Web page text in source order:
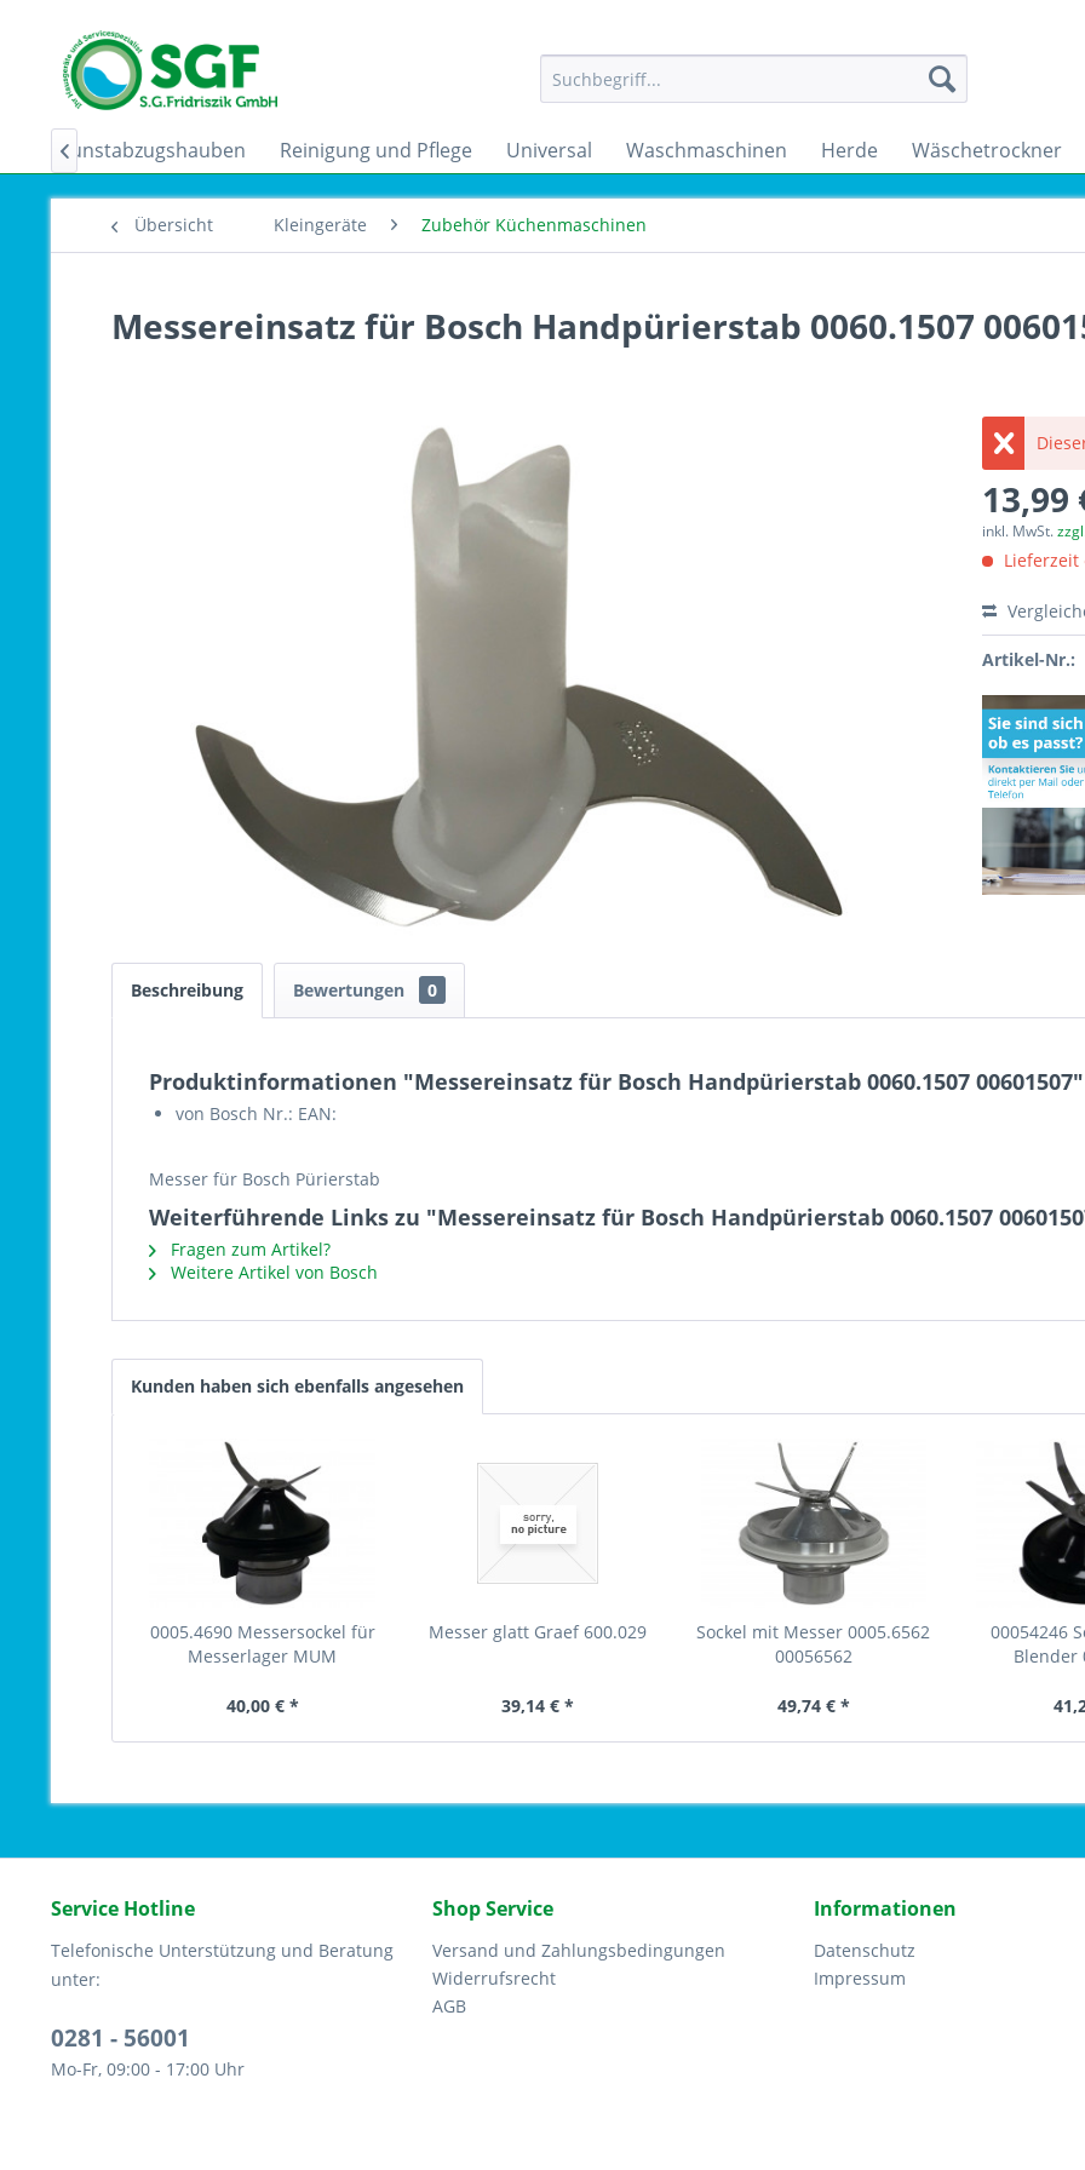
Dunstabzugshauben Reinigung und Pflege Universal Waschmaschinen Herde Wäschetrockner

Übersicht Kleingeräte Zubehör Küchenmaschinen
Messereinsatz für Bosch Handpürierstab 0060.1507
13,99
inkl. MwSt.
Lieferzeit
Artikel-Nr.:
Beschreibung Bewertungen 0
Produktinformationen "Messereinsatz für Bosch Handpürierstab 0060.1507 00601507"
von Bosch Nr.: EAN:
Messer für Bosch Pürierstab
Weiterführende Links zu "Messereinsatz für Bosch Handpürierstab 0060.1507
Fragen zum Artikel?
Weitere Artikel von Bosch
Kunden haben sich ebenfalls angesehen
0005.4690 Messersockel für
Messerlager MUM
40,00 € *
Messer glatt Graef 600.029
39,14 € *
Sockel mit Messer 0005.6562
00056562
49,74 € *
00054246
Blender
Service Hotline
Telefonische Unterstützung und Beratung
unter:
0281 - 56001
Mo-Fr, 09:00 - 17:00 Uhr
Shop Service
Versand und Zahlungsbedingungen
Widerrufsrecht
AGB
Informationen
Datenschutz
Impressum